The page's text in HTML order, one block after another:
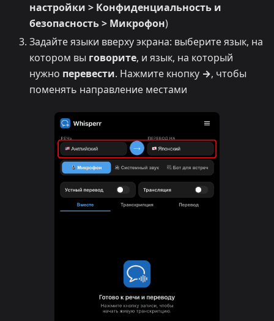
настройки > Конфиденциальность и
безопасность > Микрофон)
Задайте языки вверху экрана: выберите язык, на
котором вы говорите, и язык, на который
нужно перевести. Нажмите кнопку →, чтобы
поменять направление местами